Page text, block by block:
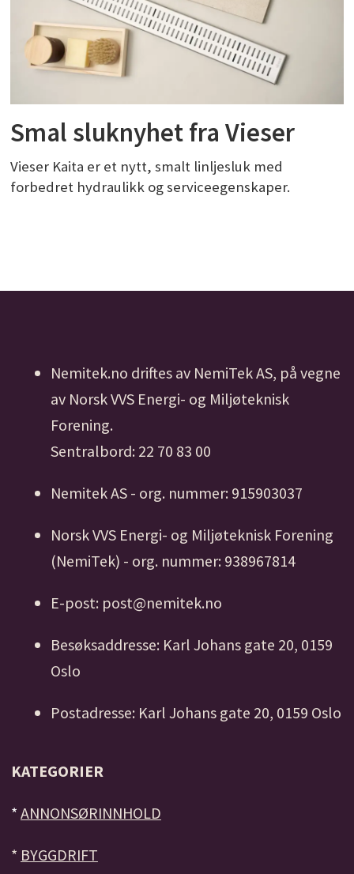
Smal sluknyhet fra Vieser
Vieser Kaita er et nytt, smalt linljesluk med
forbedret hydraulikk og serviceegenskaper.
Nemitek.no driftes av NemiTek AS, på vegne
av Norsk VVS Energi- og Miljøteknisk
Forening.
Sentralbord: 22 70 83 00
Nemitek AS - org. nummer: 915903037
Norsk VVS Energi- og Miljøteknisk Forening
(NemiTek) - org. nummer: 938967814
E-post: post@nemitek.no
Besøksaddresse: Karl Johans gate 20, 0159
Oslo
Postadresse: Karl Johans gate 20, 0159 Oslo
KATEGORIER
* ANNONSØRINNHOLD
* BYGGDRIFT